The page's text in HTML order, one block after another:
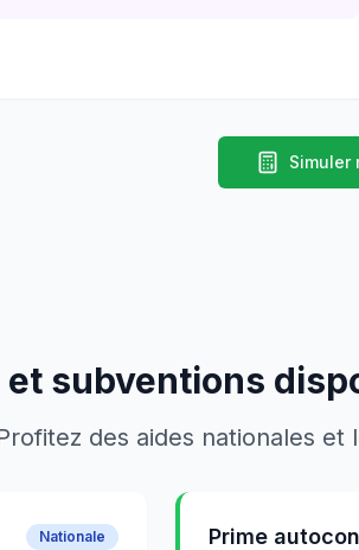
Simuler
subventions
des aides nationales
Nationale Prime